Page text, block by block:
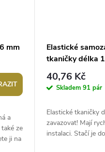
mm
a
ze
ji na
Elastické
tkaničky délka
40,76 Kč
Skladem 91 pár
Elastické tkaničky
zavazovat! Mají
instalaci. Stačí je